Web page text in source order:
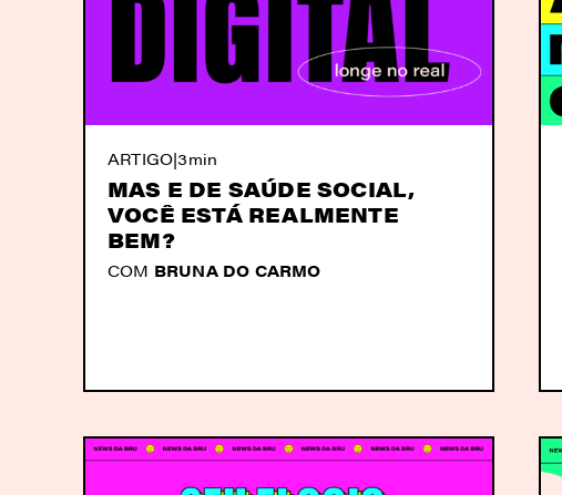
ARTIGO|3min
MAS E DE SAÚDE SOCIAL,
VOCÊ ESTÁ REALMENTE
BEM?
COM BRUNA DO CARMO